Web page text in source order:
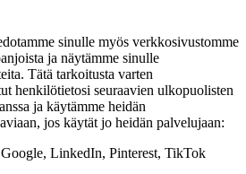
sinulle myös verkkosivustomme
ja näytämme sinulle
Tätä tarkoitusta varten
henkilötietosi seuraavien ulkopuolisten
ja käytämme heidän
jos käytät jo heidän palvelujaan:
LinkedIn, Pinterest, TikTok